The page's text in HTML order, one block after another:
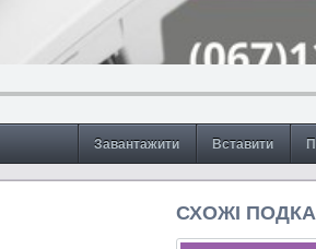
Вставити
Завантажити
СХОЖІ